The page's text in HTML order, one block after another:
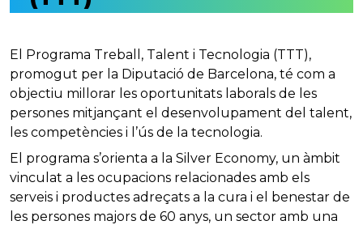
El Programa Treball, Talent i Tecnologia (TTT),
promogut per la Diputació de Barcelona, té com a
objectiu millorar les oportunitats laborals de les
persones mitjançant el desenvolupament del talent,
les competències i l’ús de la tecnologia.
El programa s’orienta a la Silver Economy, un àmbit
vinculat a les ocupacions relacionades amb els
serveis i productes adreçats a la cura i el benestar de
les persones majors de 60 anys, un sector amb una